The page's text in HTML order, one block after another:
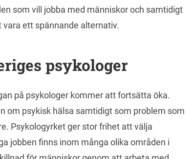
som vill jobba med människor och samtidigt
ett spännande alternativ.
psykologer
på psykologer kommer att fortsätta öka.
om psykisk hälsa samtidigt som problem som
Psykologyrket ger stor frihet att välja
jobben finns inom många olika områden i